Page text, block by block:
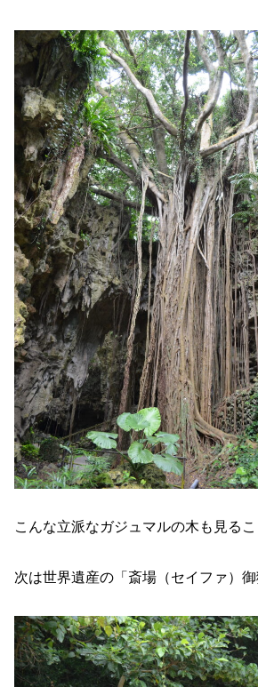
こんな立派なガジュマルの木も見るこ
次は世界遺産の「斎場（セイファ）御